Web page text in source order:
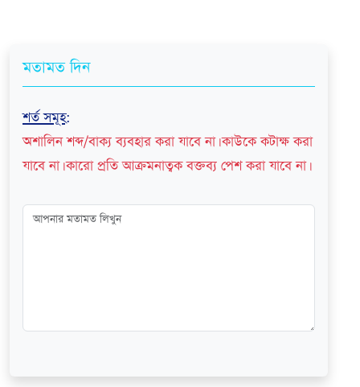
মতামত দিন
শর্ত সমূহ:
অশালিন শব্দ/বাক্য ব্যবহার করা যাবে না। কাউকে কটাক্ষ করা
যাবে না। কারো প্রতি আক্রমনাত্বক বক্তব্য পেশ করা যাবে না।